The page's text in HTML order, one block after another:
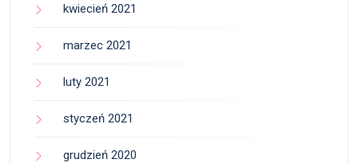
kwiecień 2021
marzec 2021
luty 2021
styczeń 2021
grudzień 2020